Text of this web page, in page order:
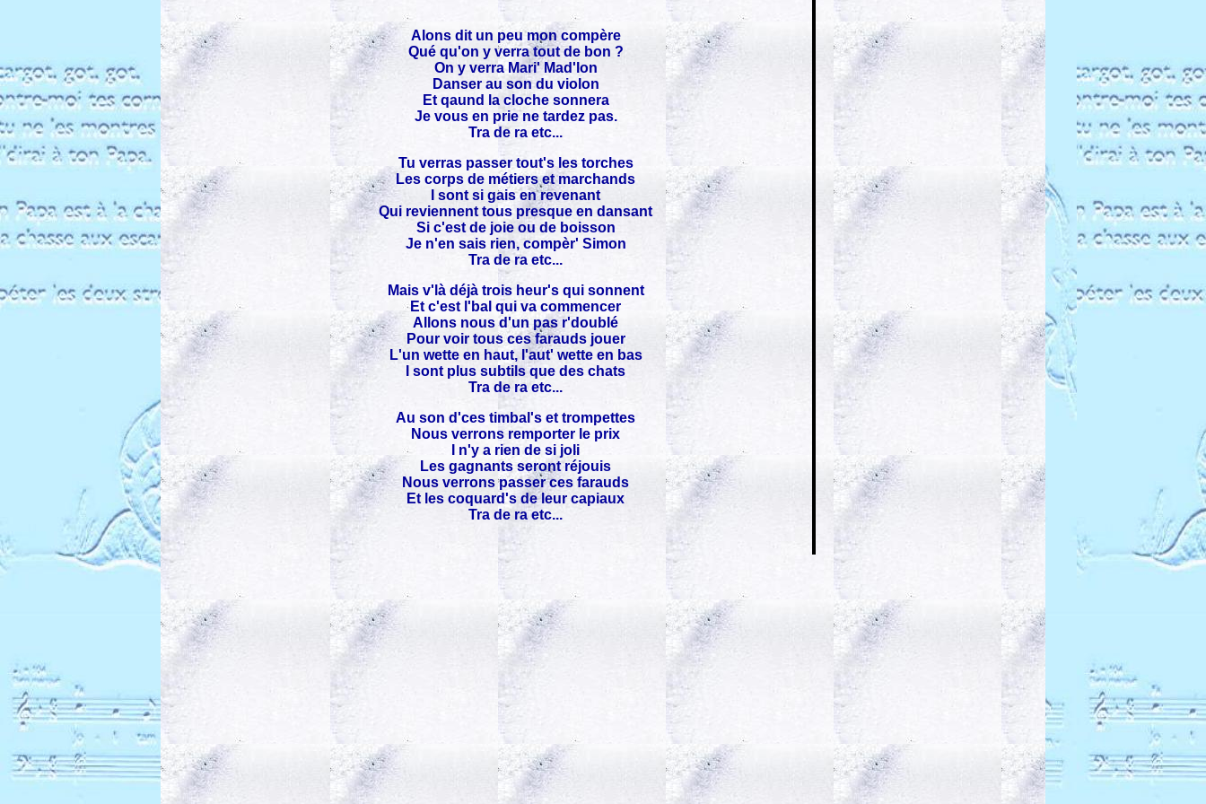
Alons dit un peu mon compère
Qué qu'on y verra tout de bon ?
On y verra Mari' Mad'lon
Danser au son du violon
Et qaund la cloche sonnera
Je vous en prie ne tardez pas.
Tra de ra etc...
Tu verras passer tout's les torches
Les corps de métiers et marchands
I sont si gais en revenant
Qui reviennent tous presque en dansant
Si c'est de joie ou de boisson
Je n'en sais rien, compèr' Simon
Tra de ra etc...
Mais v'là déjà trois heur's qui sonnent
Et c'est l'bal qui va commencer
Allons nous d'un pas r'doublé
Pour voir tous ces farauds jouer
L'un wette en haut, l'aut' wette en bas
I sont plus subtils que des chats
Tra de ra etc...
Au son d'ces timbal's et trompettes
Nous verrons remporter le prix
I n'y a rien de si joli
Les gagnants seront réjouis
Nous verrons passer ces farauds
Et les coquard's de leur capiaux
Tra de ra etc...